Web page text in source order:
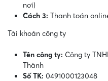
nơi)
Cách 3: Thanh toán
Tài khoản công ty
Tên công ty: Công ty
Thành
Số TK: 0491000123048